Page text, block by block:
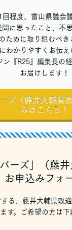
回程度、富山県議会
に思ったこと、不
ために取り組むべき
わかりやすくお伝え
ン『R25』編集長の
お届けします！
ズ（藤井大輔県
みはこちら！
ーズ」（藤井
お申込みフォ
る、藤井大輔県政
す。ご希望の方は